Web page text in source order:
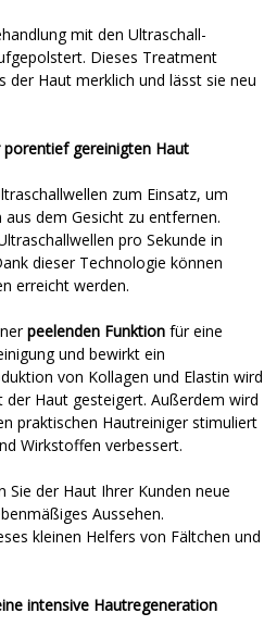
mit den Ultraschall-
Dieses Treatment
der Haut merklich und lässt sie neu
porentief gereinigten Haut
zum Einsatz, um
dem Gesicht zu entfernen.
pro Sekunde in
dieser Technologie können
erreicht werden.
peelenden Funktion für eine
und bewirkt ein
von Kollagen und Elastin wird
Haut gesteigert. Außerdem wird
praktischen Hautreiniger stimuliert
Wirkstoffen verbessert.
Sie der Haut Ihrer Kunden neue
Aussehen.
kleinen Helfers von Fältchen und
intensive Hautregeneration